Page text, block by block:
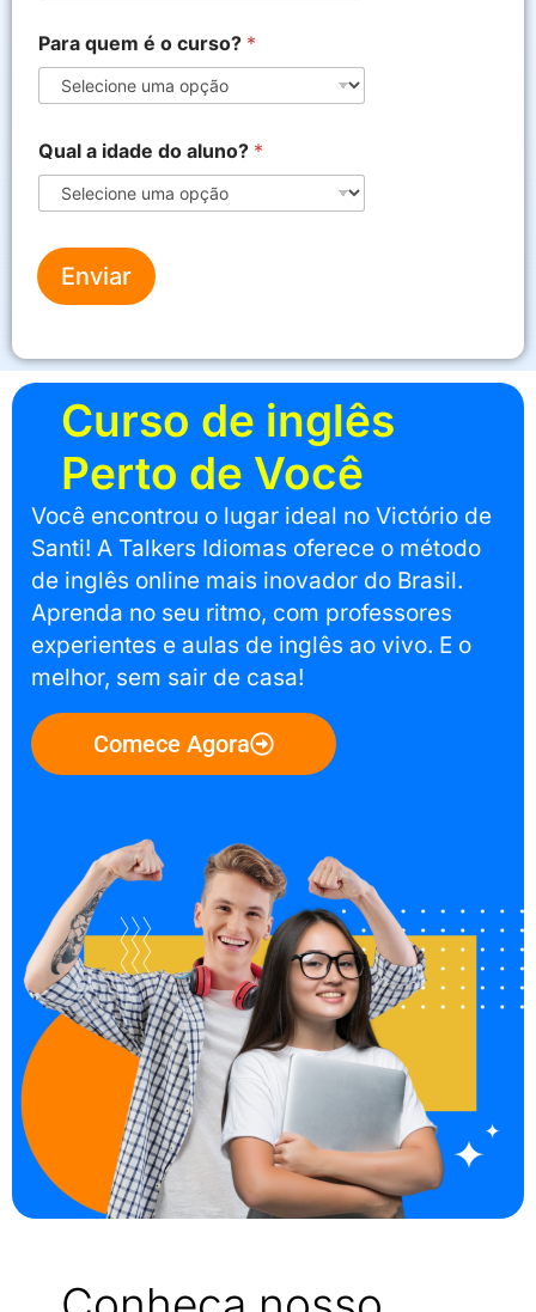
P
a
*
Para quem é o curso? *
Qual a idade do aluno? *
Enviar
Curso de inglês
Perto de Você
Você encontrou o lugar ideal no Victório de
Santi! A Talkers Idiomas oferece o método
de inglês online mais inovador do Brasil.
Aprenda no seu ritmo, com professores
experientes e aulas de inglês ao vivo. E o
melhor, sem sair de casa!
Comece Agora